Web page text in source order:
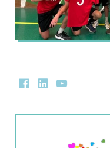
FacebookLinkedInYoutube